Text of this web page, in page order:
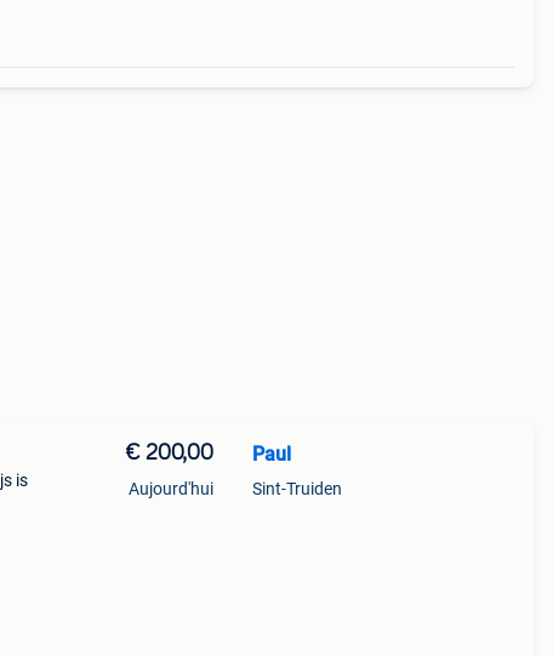
is
€ 200,00
Aujourd'hui
Paul
Sint-Truiden